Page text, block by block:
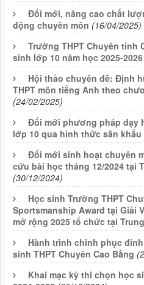
Đổi mới, nâng cao chất
động chuyên môn (16/04/2025)
Trường THPT Chuyên tỉnh
sinh lớp 10 năm học 2025-2026
Hội thảo chuyên đề: Định
THPT môn tiếng Anh theo
(24/02/2025)
Đổi mới phương pháp dạy
lớp 10 qua hình thức sân khấu
Đổi mới sinh hoạt chuyên
cứu bài học tháng 12/2024 tại
(30/12/2024)
Học sinh Trường THPT
Sportsmanship Award tại Giải
mở rộng 2025 tổ chức tại
Hành trình chinh phục
sinh THPT Chuyên Cao Bằng
Khai mạc kỳ thi chọn học